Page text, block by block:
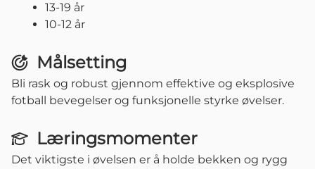
13-19 år
10-12 år
Målsetting
Bli rask og robust gjennom effektive og eksplosive
fotball bevegelser og funksjonelle styrke øvelser.
Læringsmomenter
Det viktigste i øvelsen er å holde bekken og rygg